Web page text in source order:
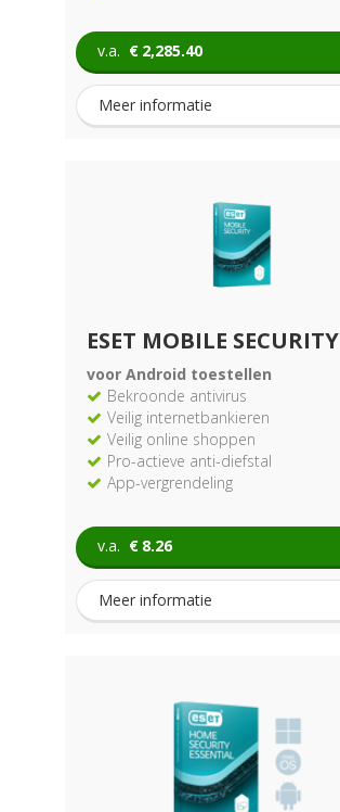
v.a. € 2,285.40
Meer informatie
ESET MOBILE SECURITY
voor Android toestellen
Bekroonde antivirus
Veilig internetbankieren
Veilig online shoppen
Pro-actieve anti-diefstal
App-vergrendeling
v.a. € 8.26
Meer informatie